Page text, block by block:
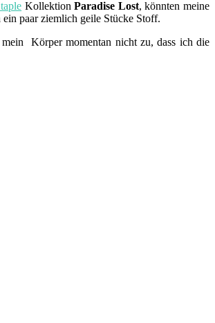
KollektionParadise Lost, könnten meine
paar ziemlich geile Stücke Stoff.
Körper momentan nicht zu, dass ich die